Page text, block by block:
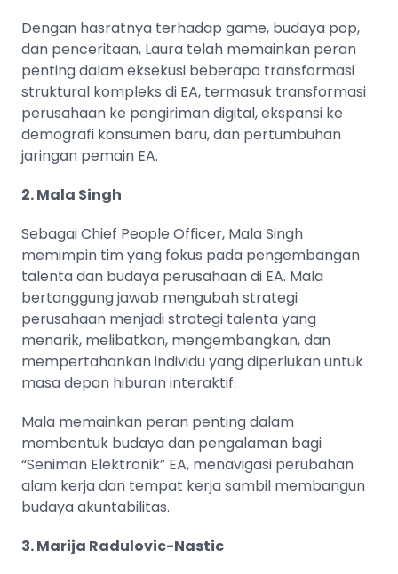
Dengan hasratnya terhadap game, budaya pop,
dan penceritaan, Laura telah memainkan peran
penting dalam eksekusi beberapa transformasi
struktural kompleks di EA, termasuk transformasi
perusahaan ke pengiriman digital, ekspansi ke
demografi konsumen baru, dan pertumbuhan
jaringan pemain EA​​.
2. Mala Singh
Sebagai Chief People Officer, Mala Singh
memimpin tim yang fokus pada pengembangan
talenta dan budaya perusahaan di EA. Mala
bertanggung jawab mengubah strategi
perusahaan menjadi strategi talenta yang
menarik, melibatkan, mengembangkan, dan
mempertahankan individu yang diperlukan untuk
masa depan hiburan interaktif.
Mala memainkan peran penting dalam
membentuk budaya dan pengalaman bagi
“Seniman Elektronik” EA, menavigasi perubahan
alam kerja dan tempat kerja sambil membangun
budaya akuntabilitas​​.
3. Marija Radulovic-Nastic